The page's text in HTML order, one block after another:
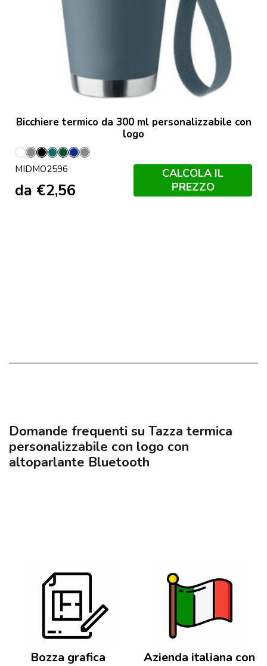
Bicchiere termico da 300 ml personalizzabile con
logo
Bianco
Grigio
NeroPetrolio
Verde
Scuro
Francese
Grigio
MIDMO2596
da €2,56
CALCOLA IL
PREZZO
Domande frequenti su Tazza termica
personalizzabile con logo con
altoparlante Bluetooth
Bozza grafica
Azienda italiana con